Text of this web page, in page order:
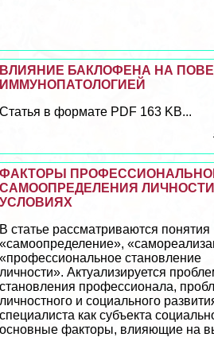
ВЛИЯНИЕ БАКЛОФЕНА НА
ИММУНОПАТОЛОГИЕЙ
Статья в формате PDF 163 KB...
ФАКТОРЫ
САМООПРЕДЕЛЕНИЯ
УСЛОВИЯХ
В статье рассматриваются понятия
«самоопределение»,
«профессиональное становление
личности». Актуализируется
становления профессионала,
личностного и социального
специалиста как субъекта
основные факторы, влияющие на